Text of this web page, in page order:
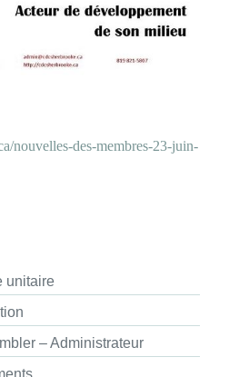
nouvelles-des-membres-23-juin-
unitaire
– Administrateur